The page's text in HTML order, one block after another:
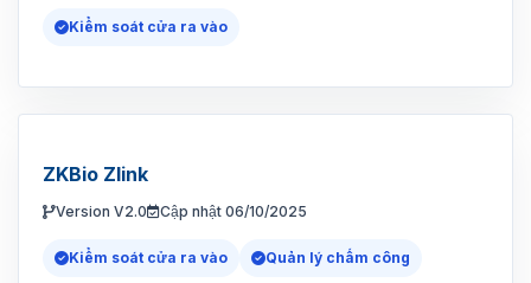
Kiểm soát cửa ra vào
ZKBio Zlink
Version V2.0 Cập nhật 06/10/2025
Kiểm soát cửa ra vào Quản lý chấm công